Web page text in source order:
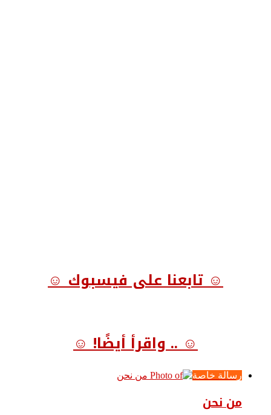
☺ تابعنا على فيسبوك ☺
☺ .. واقرأ أيضًا! ☺
رسالة خاصة
من نحن